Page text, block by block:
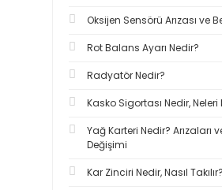
Oksijen Sensörü Arızası ve
Rot Balans Ayarı Nedir?
Radyatör Nedir?
Kasko Sigortası Nedir,
Yağ Karteri Nedir? Arızaları
Değişimi
Kar Zinciri Nedir, Nasıl Takılır?